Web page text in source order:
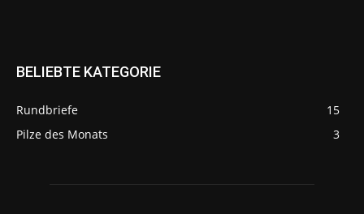
BELIEBTE KATEGORIE
Rundbriefe
15
Pilze des Monats
3